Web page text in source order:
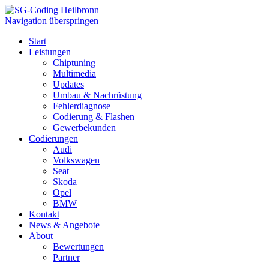
Navigation überspringen
Start
Leistungen
Chiptuning
Multimedia
Updates
Umbau & Nachrüstung
Fehlerdiagnose
Codierung & Flashen
Gewerbekunden
Codierungen
Audi
Volkswagen
Seat
Skoda
Opel
BMW
Kontakt
News & Angebote
About
Bewertungen
Partner